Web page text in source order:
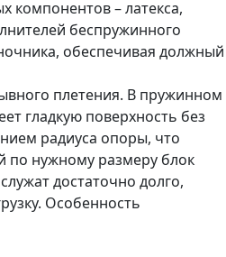
компонентов – латекса,
беспружинного
обеспечивая должный
плетения. В пружинном
гладкую поверхность без
радиуса опоры, что
по нужному размеру блок
достаточно долго,
Особенность